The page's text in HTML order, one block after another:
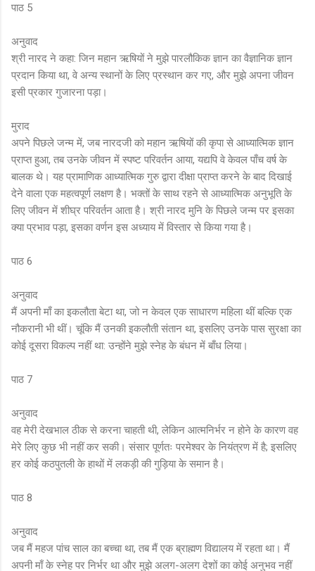
पाठ 5
अनुवाद
श्री नारद ने कहा: जिन महान ऋषियों ने मुझे पारलौकिक ज्ञान का वैज्ञानिक ज्ञान
प्रदान किया था, वे अन्य स्थानों के लिए प्रस्थान कर गए, और मुझे अपना जीवन
इसी प्रकार गुजारना पड़ा।
मुराद
अपने पिछले जन्म में, जब नारदजी को महान ऋषियों की कृपा से आध्यात्मिक ज्ञान
प्राप्त हुआ, तब उनके जीवन में स्पष्ट परिवर्तन आया, यद्यपि वे केवल पाँच वर्ष के
बालक थे। यह प्रामाणिक आध्यात्मिक गुरु द्वारा दीक्षा प्राप्त करने के बाद दिखाई
देने वाला एक महत्वपूर्ण लक्षण है। भक्तों के साथ रहने से आध्यात्मिक अनुभूति के
लिए जीवन में शीघ्र परिवर्तन आता है। श्री नारद मुनि के पिछले जन्म पर इसका
क्या प्रभाव पड़ा, इसका वर्णन इस अध्याय में विस्तार से किया गया है।
पाठ 6
अनुवाद
मैं अपनी माँ का इकलौता बेटा था, जो न केवल एक साधारण महिला थीं बल्कि एक
नौकरानी भी थीं। चूंकि मैं उनकी इकलौती संतान था, इसलिए उनके पास सुरक्षा का
कोई दूसरा विकल्प नहीं था: उन्होंने मुझे स्नेह के बंधन में बाँध लिया।
पाठ 7
अनुवाद
वह मेरी देखभाल ठीक से करना चाहती थी, लेकिन आत्मनिर्भर न होने के कारण वह
मेरे लिए कुछ भी नहीं कर सकी। संसार पूर्णतः परमेश्वर के नियंत्रण में है; इसलिए
हर कोई कठपुतली के हाथों में लकड़ी की गुड़िया के समान है।
पाठ 8
अनुवाद
जब मैं महज पांच साल का बच्चा था, तब मैं एक ब्राह्मण विद्यालय में रहता था। मैं
अपनी माँ के स्नेह पर निर्भर था और मुझे अलग-अलग देशों का कोई अनुभव नहीं